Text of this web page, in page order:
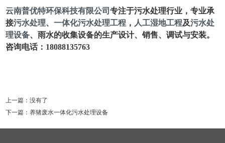
云南普优特环保科技有限公司专注于污水处理行业，专业承
接污水处理、一体化污水处理工程 ， 人工湿地工程及污水处
理设备、雨水的收集设备的生产设计、销售、调试与安装。
咨询电话：18088135763
上一篇：没有了
下一篇：养猪废水一体化污水处理设备